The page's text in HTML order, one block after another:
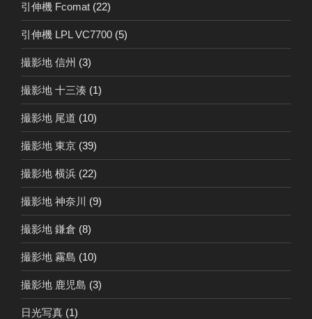
引伸機 Fcomat (22)
引伸機 LPL VC7700 (5)
撮影地 信州 (3)
撮影地 十三湊 (1)
撮影地 尾道 (10)
撮影地 東京 (39)
撮影地 横浜 (22)
撮影地 神奈川 (9)
撮影地 鎌倉 (8)
撮影地 霧島 (10)
撮影地 鹿児島 (3)
日光写真 (1)